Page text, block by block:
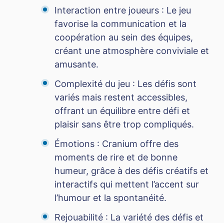
Interaction entre joueurs : Le jeu
favorise la communication et la
coopération au sein des équipes,
créant une atmosphère conviviale et
amusante.
Complexité du jeu : Les défis sont
variés mais restent accessibles,
offrant un équilibre entre défi et
plaisir sans être trop compliqués.
Émotions : Cranium offre des
moments de rire et de bonne
humeur, grâce à des défis créatifs et
interactifs qui mettent l’accent sur
l’humour et la spontanéité.
Rejouabilité : La variété des défis et